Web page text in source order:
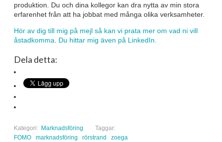
produktion. Du och dina kollegor kan dra nytta av min stora
erfarenhet från att ha jobbat med många olika verksamheter.
Hör av dig till mig på mejl så kan vi prata mer om vad ni vill
åstadkomma
Du hittar mig även på LinkedIn.
Dela detta:
Kategori: Marknadsföring
Taggar:
FOMO
marknadsföring rörstrand zoega